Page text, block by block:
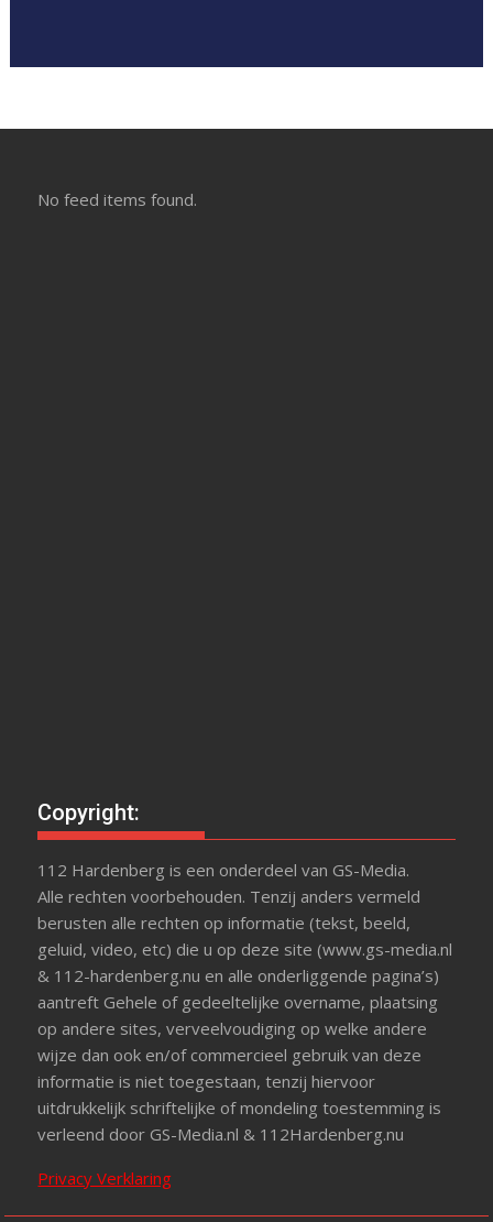
No feed items found.
Copyright:
112 Hardenberg is een onderdeel van GS-Media.
Alle rechten voorbehouden. Tenzij anders vermeld
berusten alle rechten op informatie (tekst, beeld,
geluid, video, etc) die u op deze site (www.gs-media.nl
& 112-hardenberg.nu en alle onderliggende pagina’s)
aantreft Gehele of gedeeltelijke overname, plaatsing
op andere sites, verveelvoudiging op welke andere
wijze dan ook en/of commercieel gebruik van deze
informatie is niet toegestaan, tenzij hiervoor
uitdrukkelijk schriftelijke of mondeling toestemming is
verleend door GS-Media.nl & 112Hardenberg.nu
Privacy Verklaring